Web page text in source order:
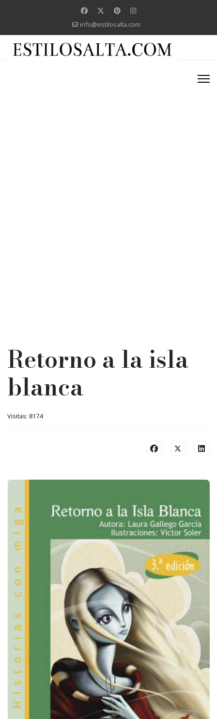
info@estilosalta.com
Retorno a la isla
blanca
Visitas: 8174